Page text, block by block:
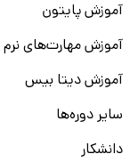
آموزش پایتون
آموزش مهارت‌های نرم
آموزش دیتا بیس
سایر دوره‌ها
دانشکار